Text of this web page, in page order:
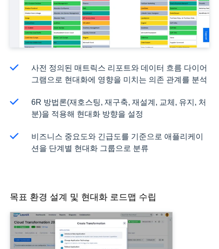
사전 정의된 매트릭스 리포트와 데이터 흐름 다이어
그램으로 현대화에 영향을 미치는 의존 관계를 분석
6R 방법론(재호스팅, 재구축, 재설계, 교체, 유지, 처
분)을 적용해 현대화 방향을 설정
비즈니스 중요도와 긴급도를 기준으로 애플리케이
션을 단계별 현대화 그룹으로 분류
목표 환경 설계 및 현대화 로드맵 수립